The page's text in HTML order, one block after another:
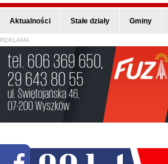
Aktualności Stałe działy Gminy
REKLAMA